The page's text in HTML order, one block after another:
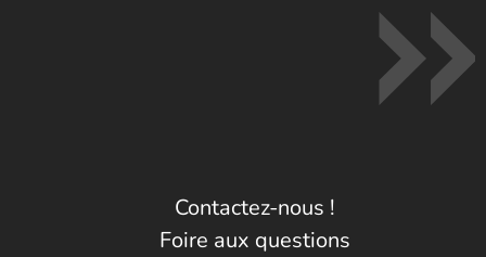
Contactez-nous !
Foire aux questions